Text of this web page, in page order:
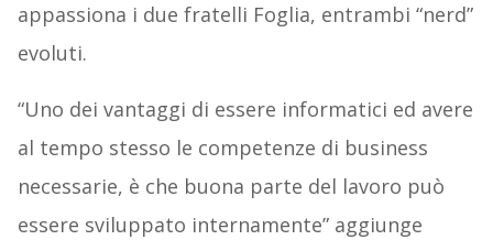
appassiona i due fratelli Foglia, entrambi “nerd”
evoluti.
“Uno dei vantaggi di essere informatici ed avere
al tempo stesso le competenze di business
necessarie, è che buona parte del lavoro può
essere sviluppato internamente” aggiunge